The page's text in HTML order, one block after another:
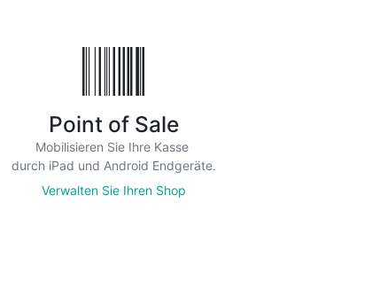
Point of Sale
Mobilisieren Sie Ihre Kasse
durch iPad und Android Endgeräte.
Verwalten Sie Ihren Shop